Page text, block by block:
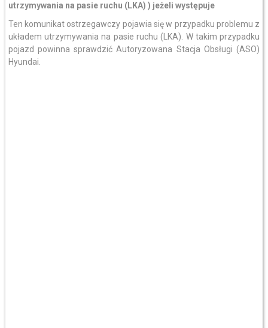
utrzymywania na pasie ruchu (LKA) ) jeżeli występuje
Ten komunikat ostrzegawczy pojawia się w przypadku problemu z
układem utrzymywania na pasie ruchu (LKA). W takim przypadku
pojazd powinna sprawdzić Autoryzowana Stacja Obsługi (ASO)
Hyundai.